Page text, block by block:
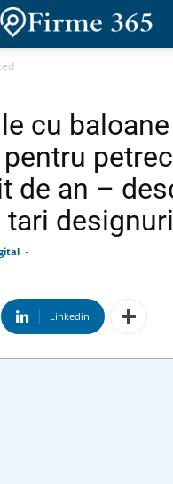
cu
de an –
tari designuri
-
Linkedin